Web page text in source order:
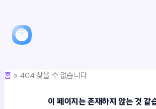
너홈 404 찾을 수 없습니다
이 페이지는 존재하지 않는 것 같